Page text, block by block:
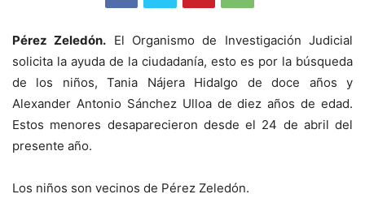
Pérez Zeledón. El Organismo de Investigación Judicial
solicita la ayuda de la ciudadanía, esto es por la búsqueda
de los niños, Tania Nájera Hidalgo de doce años y
Alexander Antonio Sánchez Ulloa de diez años de edad.
Estos menores desaparecieron desde el 24 de abril del
presente año.
Los niños son vecinos de Pérez Zeledón.